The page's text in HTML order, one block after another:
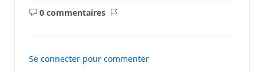
n
0 commentaires
Aucun
Se connecter pour commenter